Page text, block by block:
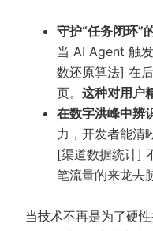
守护“任务闭环”
当 AI Agent 触
数还原算法] 在
页。 这种对用户
在数字洪峰中辨
力，开发者能清
[渠道数据统计]
笔流量的来龙去
当技术不再是为了硬